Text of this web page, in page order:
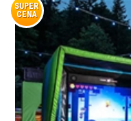
SUPER
CENA